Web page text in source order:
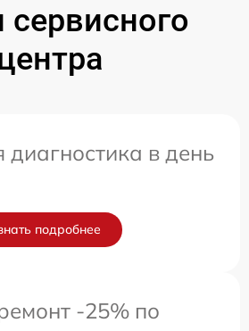
диагностика в день
подробнее
-25% по